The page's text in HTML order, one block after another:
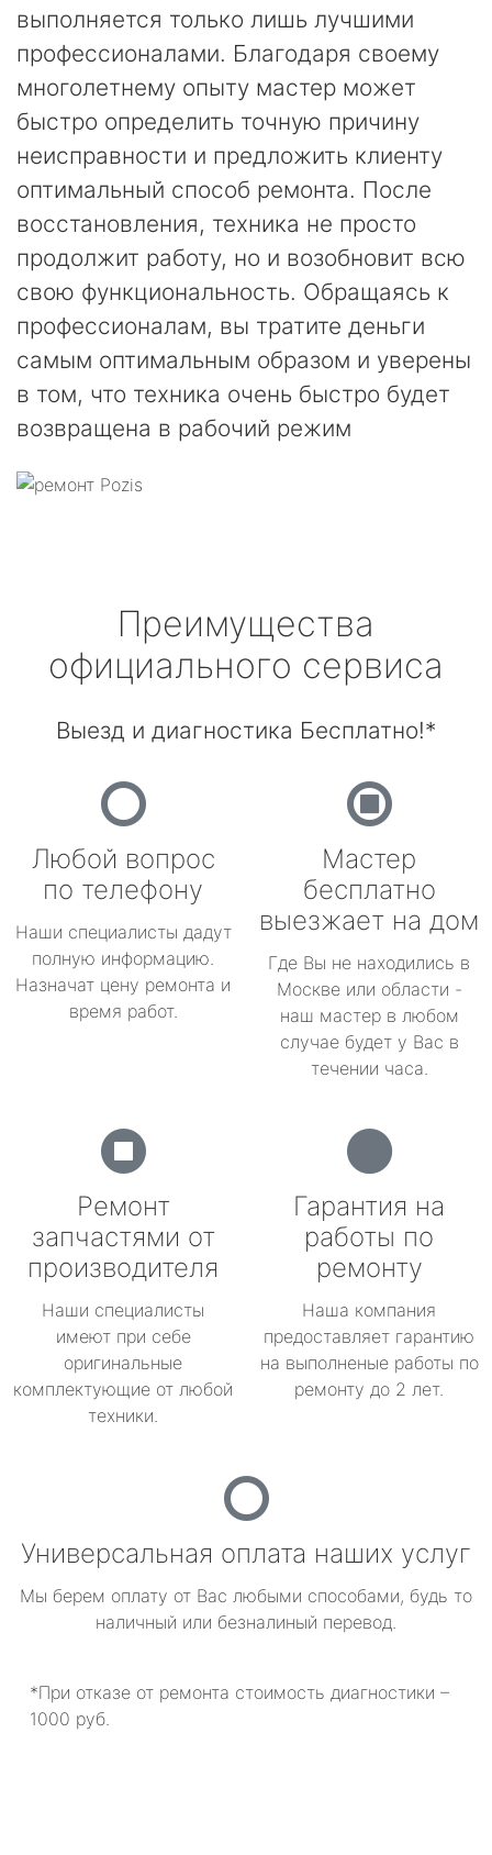
выполняется только лишь лучшими
профессионалами. Благодаря своему
многолетнему опыту мастер может
быстро определить точную причину
неисправности и предложить клиенту
оптимальный способ ремонта. После
восстановления, техника не просто
продолжит работу, но и возобновит всю
свою функциональность. Обращаясь к
профессионалам, вы тратите деньги
самым оптимальным образом и уверены
в том, что техника очень быстро будет
возвращена в рабочий режим
Преимущества
официального сервиса
Выезд и диагностика Бесплатно!*
Любой вопрос
по телефону
Наши специалисты дадут
полную информацию.
Назначат цену ремонта и
время работ.
Мастер
бесплатно
выезжает на дом
Где Вы не находились в
Москве или области -
наш мастер в любом
случае будет у Вас в
течении часа.
Ремонт
запчастями от
производителя
Наши специалисты
имеют при себе
оригинальные
комплектующие от любой
техники.
Гарантия на
работы по
ремонту
Наша компания
предоставляет гарантию
на выполненые работы по
ремонту до 2 лет.
Универсальная оплата наших услуг
Мы берем оплату от Вас любыми способами, будь то
наличный или безналиный перевод.
*При отказе от ремонта стоимость диагностики –
1000 руб.